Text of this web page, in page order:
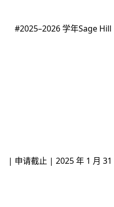
#2025–2026 学年Sage Hill
| 申请截止 | 2025 年 1 月 31